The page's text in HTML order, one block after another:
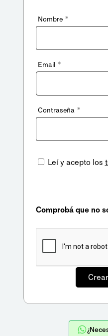
Nombre *
Email *
Contraseña *
Leí y acepto los
Comprobá que no